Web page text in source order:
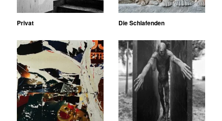
Privat Die Schlafenden